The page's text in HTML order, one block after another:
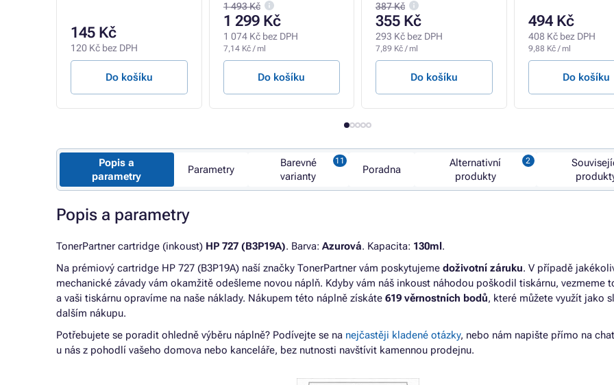
145 Kč
120 Kč bez DPH
Do košíku
1 493 Kč
1 299 Kč
1 074 Kč bez DPH
7,14 Kč / ml
Do košíku
387 Kč
355 Kč
293 Kč bez DPH
7,89 Kč / ml
Do košíku
494 Kč
408 Kč bez DPH
9,88 Kč / ml
Do košíku
Popis a
parametry
Parametry
Barevné
varianty
Poradna
Alternativní
produkty
Popis a parametry
TonerPartner cartridge (inkoust) HP 727 (B3P19A). Barva: Azurová. Kapacita: 130ml.
Na prémiový cartridge HP 727 (B3P19A) naší značky TonerPartner vám poskytujeme doživotní záruku. V případě
mechanické závady vám okamžitě odešleme novou náplň. Kdyby vám náš inkoust náhodou poškodil tiskárnu, vezmeme
a vaši tiskárnu opravíme na naše náklady. Nákupem této náplně získáte 619 věrnostních bodů, které můžete využít jako
dalším nákupu.
Potřebujete se poradit ohledně výběru náplně? Podívejte se na nejčastěji kladené otázky, nebo nám napište přímo na
u nás z pohodlí vašeho domova nebo kanceláře, bez nutnosti navštívit kamennou prodejnu.